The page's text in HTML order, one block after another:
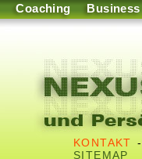
Coaching Business
KONTAKT
SITEMAP